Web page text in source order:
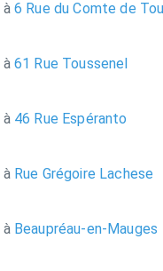
à6 Rue du Comte de
à61 Rue Toussenel
à46 Rue Espéranto
àRue Grégoire Lachese
àBeaupréau-en-Mauges